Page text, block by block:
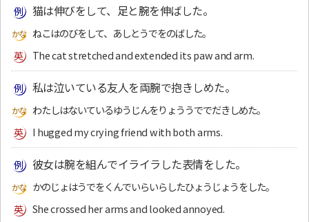
猫は伸びをして、足と腕を伸ばした。
ねこはのびをして、あしとうでをのばした。
The cat stretched and extended its paw and arm.
私は泣いている友人を両腕で抱きしめた。
わたしはないているゆうじんをりょううででだきしめた。
I hugged my crying friend with both arms.
彼女は腕を組んでイライラした表情をした。
かのじょはうでをくんでいらいらしたひょうじょうをした。
She crossed her arms and looked annoyed.